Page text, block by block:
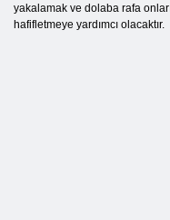
yakalamak ve dolaba rafa
hafifletmeye yardımcı olacaktır.